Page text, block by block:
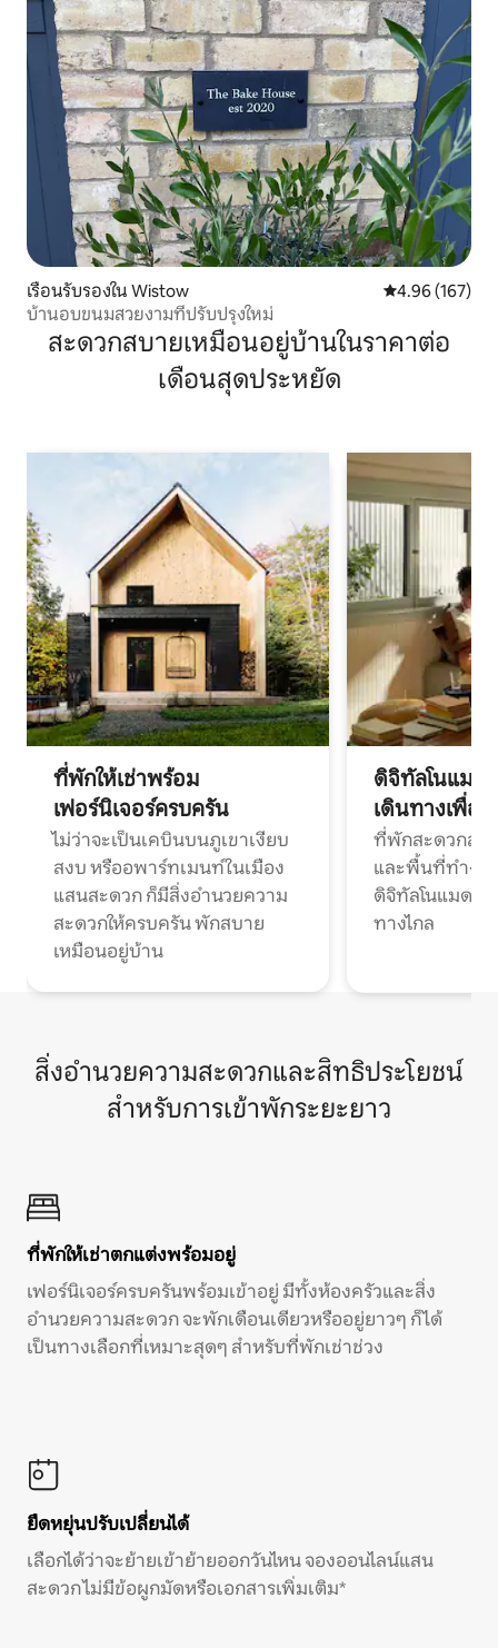
เรือนรับรองใน Wistow คะแนนเฉลี่ย
4.96 (167)
บ้านอบขนมสวยงามที่ปรับปรุงใหม่
สะดวกสบายเหมือนอยู่บ้านในราคาต่อ
เดือนสุดประหยัด
ที่พักให้เช่าพร้อม
เฟอร์นิเจอร์ครบครัน
ไม่ว่าจะเป็นเคบินบนภูเขาเงียบ
สงบ หรืออพาร์ทเมนท์ในเมือง
แสนสะดวก ก็มีสิ่งอำนวยความ
สะดวกให้ครบครัน พักสบาย
เหมือนอยู่บ้าน
ดิจิทัลโนแมด
เดินทางเพื่อ
ที่พักสะดวกสบ
และพื้นที่ทำงา
ดิจิทัลโนแมดแ
ทางไกล
สิ่งอำนวยความสะดวกและสิทธิประโยชน์
สำหรับการเข้าพักระยะยาว
ที่พักให้เช่าตกแต่งพร้อมอยู่
เฟอร์นิเจอร์ครบครันพร้อมเข้าอยู่ มีทั้งห้องครัวและสิ่ง
อำนวยความสะดวก จะพักเดือนเดียวหรืออยู่ยาวๆ ก็ได้
เป็นทางเลือกที่เหมาะสุดๆ สำหรับที่พักเช่าช่วง
ยืดหยุ่นปรับเปลี่ยนได้
เลือกได้ว่าจะย้ายเข้าย้ายออกวันไหน จองออนไลน์แสน
สะดวก ไม่มีข้อผูกมัดหรือเอกสารเพิ่มเติม*